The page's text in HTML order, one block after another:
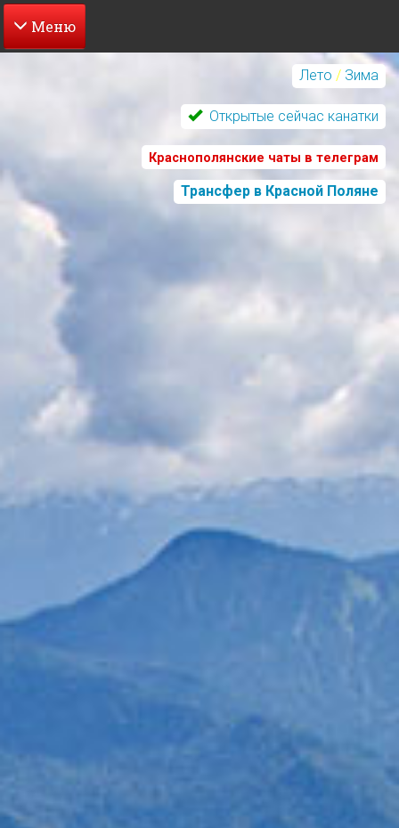
Перейти
Лето / Зима
Открытые сейчас канатки
Краснополянские чаты в телеграм
Трансфер в Красной Поляне